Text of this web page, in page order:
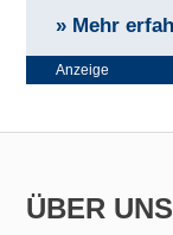
» Mehr
Anzeige
ÜBER UNS